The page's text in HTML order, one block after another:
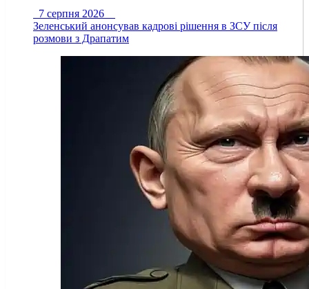
7 серпня 2026
Зеленський анонсував кадрові рішення в ЗСУ після
розмови з Драпатим